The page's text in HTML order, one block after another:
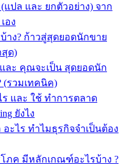
ปล และ ยกตัวอย่าง) จาก
อง
าง? ก้าวสู่สุดยอดนักขาย
สุด)
ละ คุณจะเป็น สุดยอดนัก
(รวมเทคนิค)
ร และ ใช้ ทำการตลาด
ยังไง
อะไร ทำไมธุรกิจจำเป็นต้อง
ภค มีหลักเกณฑ์อะไรบ้าง ?